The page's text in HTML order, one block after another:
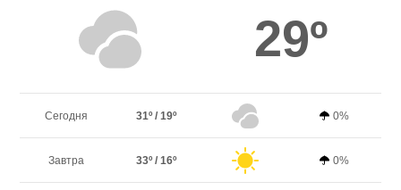
29º
Сегодня 31º / 19º 0%
Завтра 33º / 16º 0%